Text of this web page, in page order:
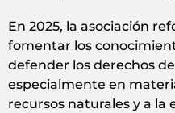
En 2025, la asociación
fomentar los
defender los derechos
especialmente en
recursos naturales y a la